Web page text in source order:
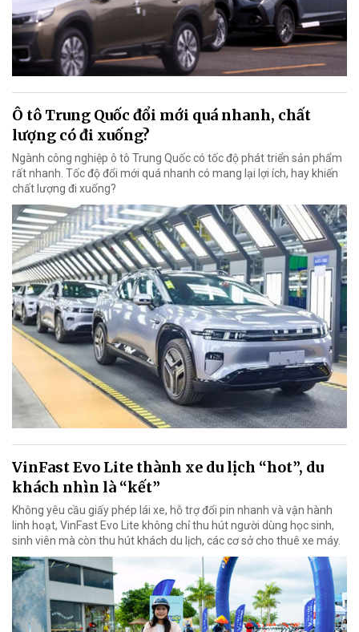
Ô tô Trung Quốc đổi mới quá nhanh, chất
lượng có đi xuống?
Ngành công nghiệp ô tô Trung Quốc có tốc độ phát triển sản phẩm
rất nhanh. Tốc độ đổi mới quá nhanh có mang lại lợi ích, hay khiến
chất lượng đi xuống?
VinFast Evo Lite thành xe du lịch “hot”, du
khách nhìn là “kết”
Không yêu cầu giấy phép lái xe, hỗ trợ đổi pin nhanh và vận hành
linh hoạt, VinFast Evo Lite không chỉ thu hút người dùng học sinh,
sinh viên mà còn thu hút khách du lịch, các cơ sở cho thuê xe máy.